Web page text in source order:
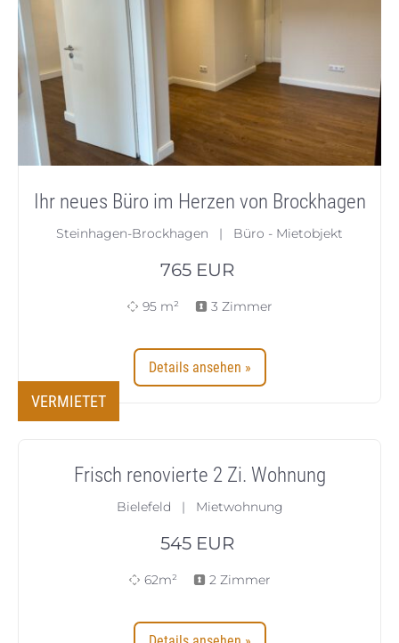
Ihr neues Büro im Herzen von Brockhagen
Steinhagen-Brockhagen | Büro - Mietobjekt
765 EUR
95 m² 3 Zimmer
Details ansehen »
VERMIETET
Frisch renovierte 2 Zi. Wohnung
Bielefeld | Mietwohnung
545 EUR
62m² 2 Zimmer